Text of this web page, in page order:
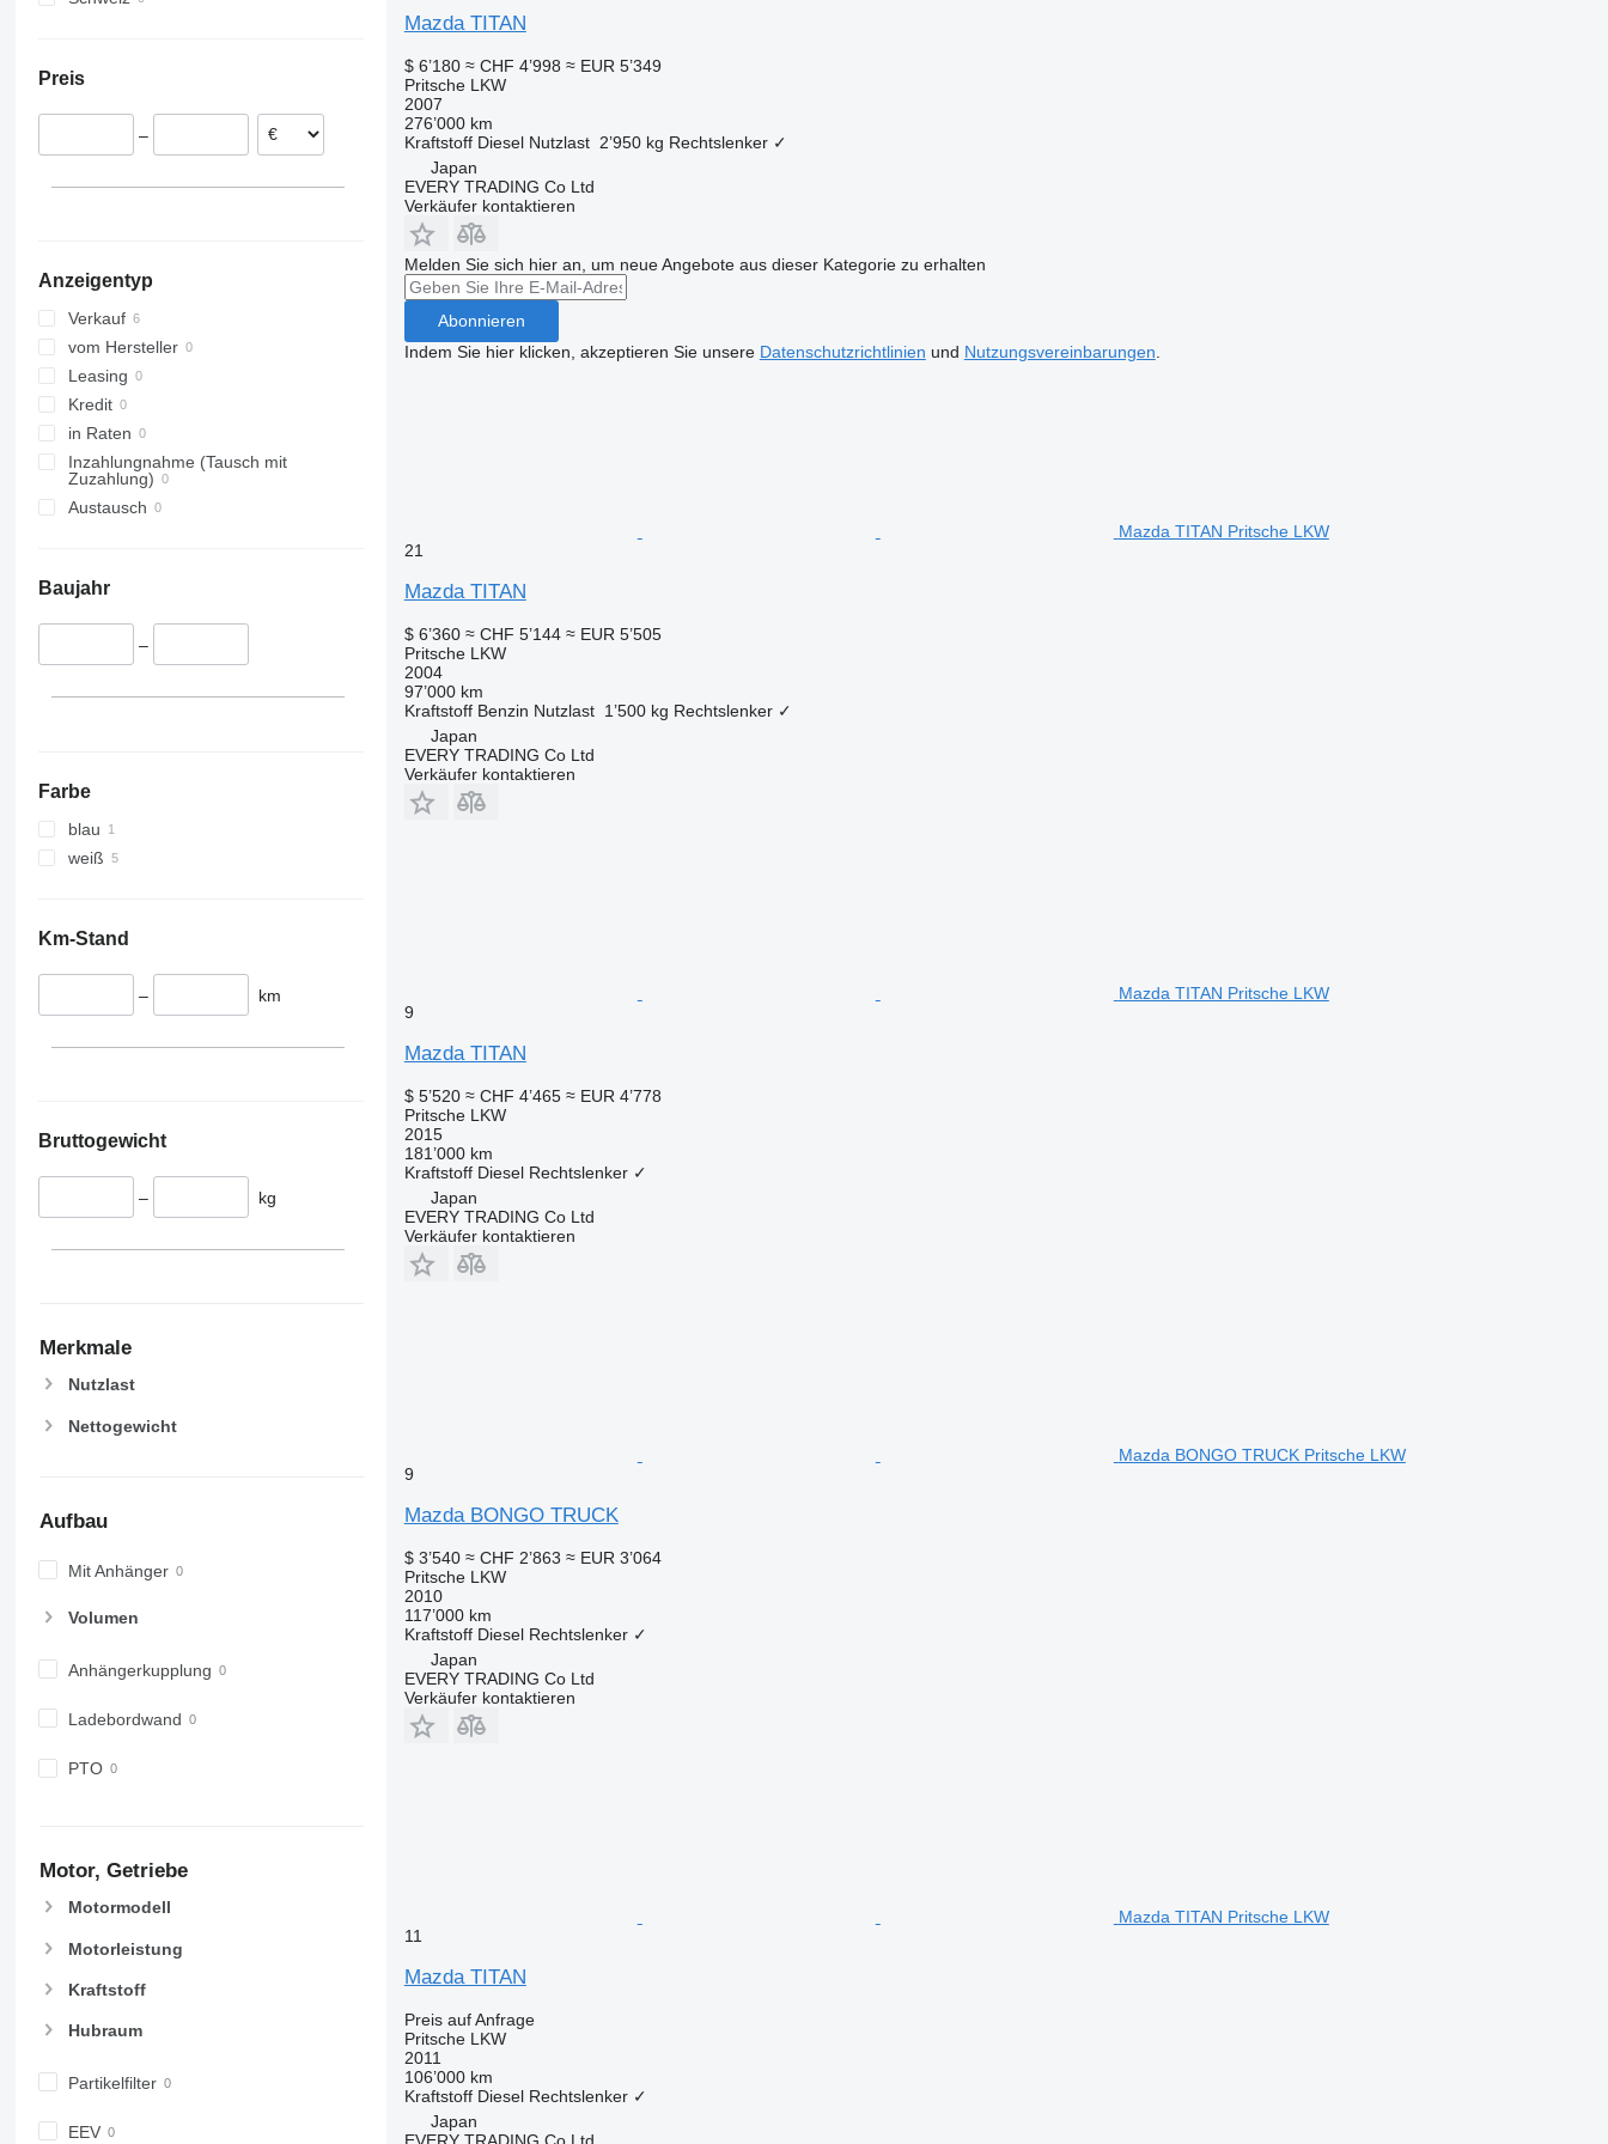
Preis
–
Anzeigentyp
Verkauf
vom Hersteller
Leasing
Kredit
in Raten
Inzahlungnahme (Tausch mit
Zuzahlung)
Austausch
Baujahr
–
Farbe
blau
weiß
Km-Stand
– km
Bruttogewicht
– kg
Merkmale
Nutzlast
Nettogewicht
Aufbau
Mit Anhänger
Volumen
Anhängerkupplung
Ladebordwand
PTO
Motor, Getriebe
Motormodell
Motorleistung
Kraftstoff
Hubraum
Partikelfilter
EEV
Mazda TITAN
$ 6’180 ≈ CHF 4’998 ≈ EUR 5’349
Pritsche LKW
2007
276’000 km
Kraftstoff Diesel Nutzlast 2’950 kg Rechtslenker ✓
Japan
EVERY TRADING Co Ltd
Verkäufer kontaktieren
Melden Sie sich hier an, um neue Angebote aus dieser Kategorie zu erhalten
Abonnieren
Indem Sie hier klicken, akzeptieren Sie unsere Datenschutzrichtlinien und Nutzungsvereinbarungen
Mazda TITAN Pritsche LKW
21
Mazda TITAN
$ 6’360 ≈ CHF 5’144 ≈ EUR 5’505
Pritsche LKW
2004
97’000 km
Kraftstoff Benzin Nutzlast 1’500 kg Rechtslenker ✓
Japan
EVERY TRADING Co Ltd
Verkäufer kontaktieren
Mazda TITAN Pritsche LKW
9
Mazda TITAN
$ 5’520 ≈ CHF 4’465 ≈ EUR 4’778
Pritsche LKW
2015
181’000 km
Kraftstoff Diesel Rechtslenker ✓
Japan
EVERY TRADING Co Ltd
Verkäufer kontaktieren
Mazda BONGO TRUCK Pritsche LKW
9
Mazda BONGO TRUCK
$ 3’540 ≈ CHF 2’863 ≈ EUR 3’064
Pritsche LKW
2010
117’000 km
Kraftstoff Diesel Rechtslenker ✓
Japan
EVERY TRADING Co Ltd
Verkäufer kontaktieren
Mazda TITAN Pritsche LKW
11
Mazda TITAN
Preis auf Anfrage
Pritsche LKW
2011
106’000 km
Kraftstoff Diesel Rechtslenker ✓
Japan